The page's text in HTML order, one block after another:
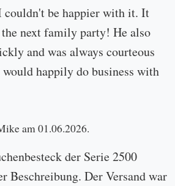
couldn't be happier with it. It
next family party! He also
and was always courteous
happily do business with
am 01.06.2026.
der Serie 2500
Beschreibung. Der Versand war